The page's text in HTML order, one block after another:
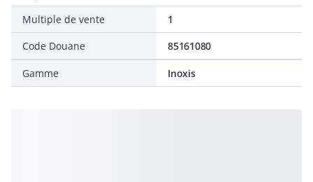
Multiple de vente
1
Code Douane
85161080
Gamme Inoxis